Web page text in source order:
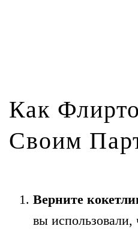
Как
Своим
Верните
вы использовали,